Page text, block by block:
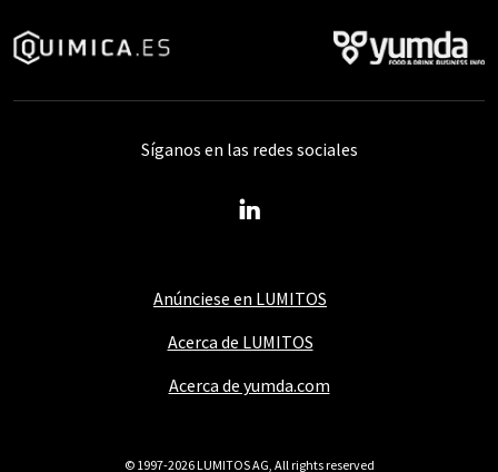
Anúnciese en LUMITOS
Acerca de LUMITOS
Acerca de yumda.com
Síganos en las redes sociales
© 1997-2026 LUMITOS AG, All rights reserved